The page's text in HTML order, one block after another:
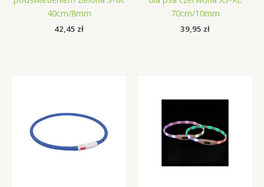
40cm/8mm
42,45 zł
70cm/10mm
39,95 zł